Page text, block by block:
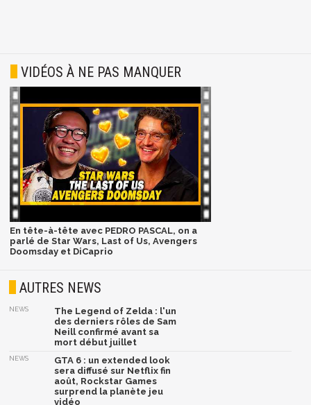
VIDÉOS À NE PAS MANQUER
En tête-à-tête avec PEDRO PASCAL, on a
parlé de Star Wars, Last of Us, Avengers
Doomsday et DiCaprio
AUTRES NEWS
NEWS
The Legend of Zelda : l'un
des derniers rôles de Sam
Neill confirmé avant sa
mort début juillet
NEWS
GTA 6 : un extended look
sera diffusé sur Netflix fin
août, Rockstar Games
surprend la planète jeu
vidéo